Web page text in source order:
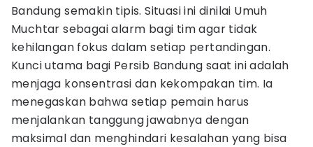
Bandung semakin tipis. Situasi ini dinilai Umuh
Muchtar sebagai alarm bagi tim agar tidak
kehilangan fokus dalam setiap pertandingan.
Kunci utama bagi Persib Bandung saat ini adalah
menjaga konsentrasi dan kekompakan tim. Ia
menegaskan bahwa setiap pemain harus
menjalankan tanggung jawabnya dengan
maksimal dan menghindari kesalahan yang bisa